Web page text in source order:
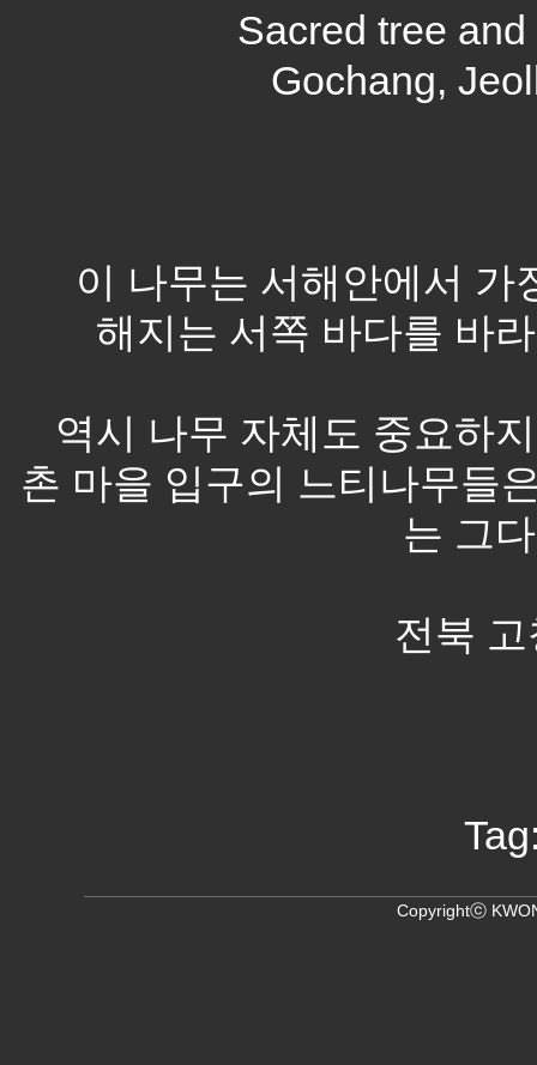
Sacred tree
Gochang,
이 나무는 서해안에서 가
해지는 서쪽 바다를 바
역시 나무 자체도 중요하
촌 마을 입구의 느티나무들
는 그
전북
Copyrightⓒ